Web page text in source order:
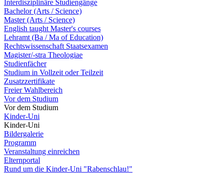
Interdisziplinäre Studiengänge
Bachelor (Arts / Science)
Master (Arts / Science)
English taught Master's courses
Lehramt (Ba / Ma of Education)
Rechtswissenschaft Staatsexamen
Magister/-stra Theologiae
Studienfächer
Studium in Vollzeit oder Teilzeit
Zusatzzertifikate
Freier Wahlbereich
Vor dem Studium
Vor dem Studium
Kinder-Uni
Kinder-Uni
Bildergalerie
Programm
Veranstaltung einreichen
Elternportal
Rund um die Kinder-Uni "Rabenschlau!"